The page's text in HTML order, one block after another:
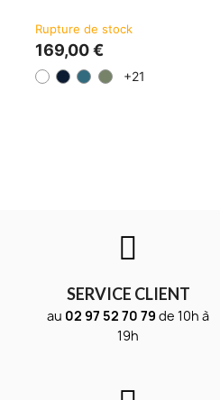
Rupture de stock
169,00 €
+21
SERVICE CLIENT
au 02 97 52 70 79 de 10h à
19h